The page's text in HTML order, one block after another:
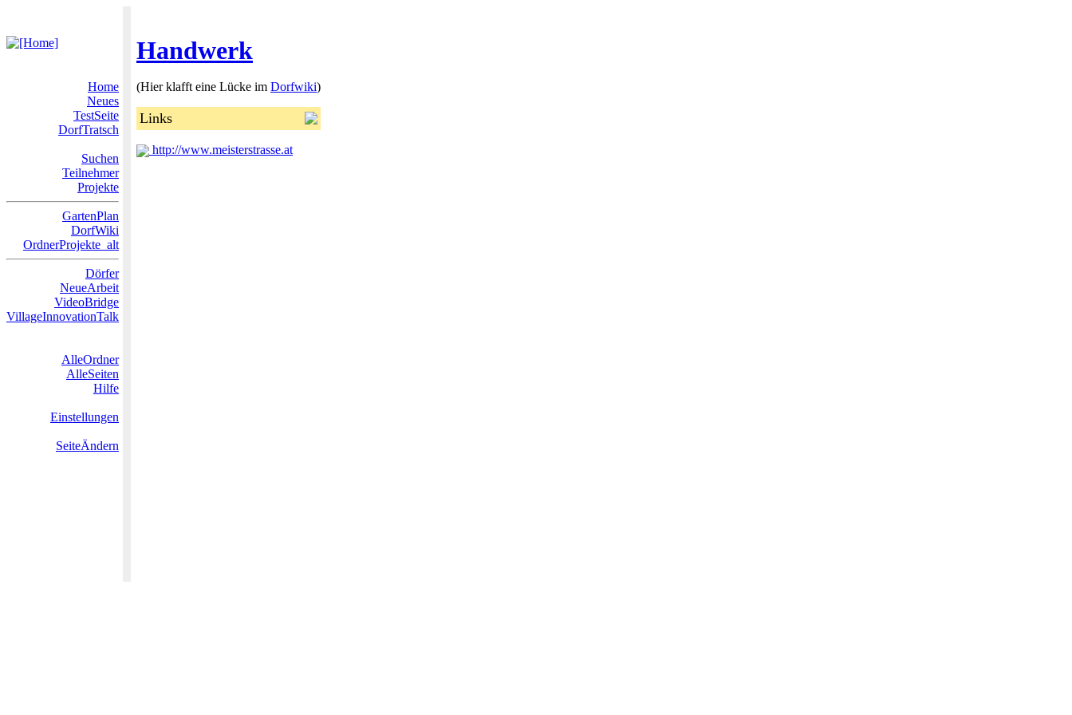
Handwerk
Home
Neues
TestSeite
DorfTratsch
Suchen
Teilnehmer
Projekte
GartenPlan
DorfWiki
OrdnerProjekte_alt
Dörfer
NeueArbeit
VideoBridge
VillageInnovationTalk
AlleOrdner
AlleSeiten
Hilfe
Einstellungen
SeiteÄndern
(Hier klafft eine Lücke im Dorfwiki)
Links
http://www.meisterstrasse.at